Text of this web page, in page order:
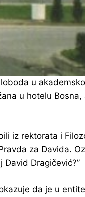
u
u hotelu
iz rektorata i
za Davida.
Dragičević?”
da je u